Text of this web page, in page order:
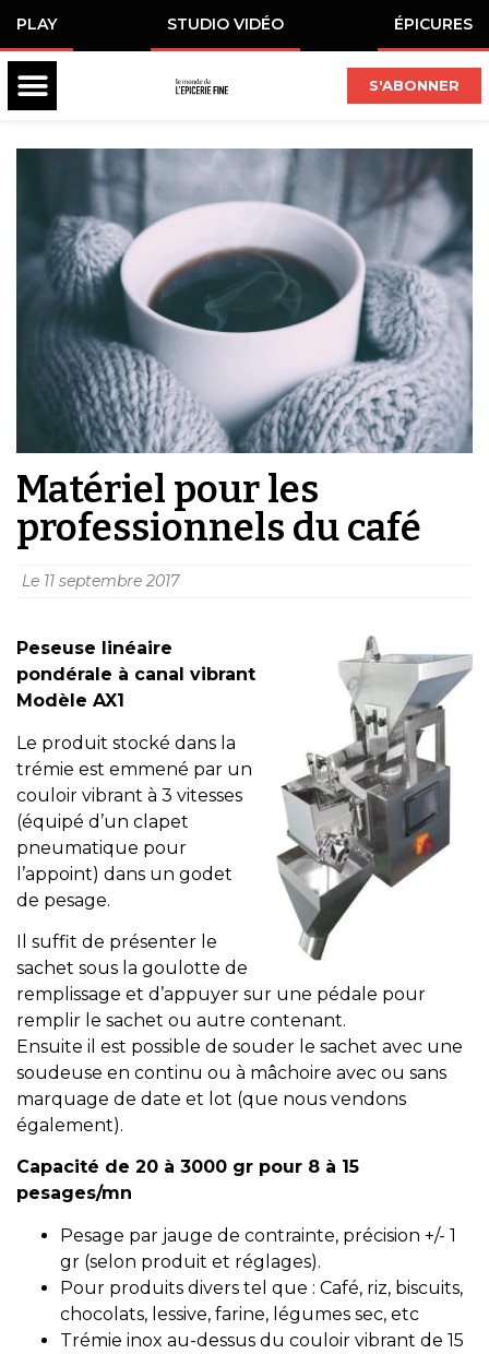
PLAY STUDIO VIDÉO ÉPICURES
S'ABONNER
Matériel pour les
professionnels du café
Le 11 septembre 2017
Peseuse linéaire
pondérale à canal vibrant
Modèle AX1
Le produit stocké dans la
trémie est emmené par un
couloir vibrant à 3 vitesses
(équipé d’un clapet
pneumatique pour
l’appoint) dans un godet
de pesage.
Il suffit de présenter le
sachet sous la goulotte de
remplissage et d’appuyer sur une pédale pour
remplir le sachet ou autre contenant.
Ensuite il est possible de souder le sachet avec une
soudeuse en continu ou à mâchoire avec ou sans
marquage de date et lot (que nous vendons
également).
Capacité de 20 à 3000 gr pour 8 à 15
pesages/mn
Pesage par jauge de contrainte, précision +/- 1
gr (selon produit et réglages).
Pour produits divers tel que : Café, riz, biscuits,
chocolats, lessive, farine, légumes sec, etc
Trémie inox au-dessus du couloir vibrant de 15